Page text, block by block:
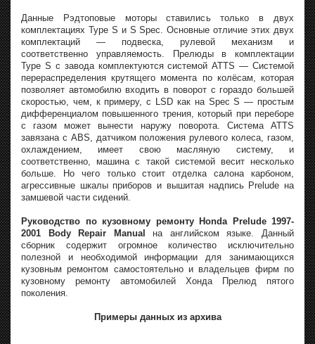
Данные Рэдтоповые моторы ставились только в двух
комплектациях Type S и S Spec. Основные отличие этих двух
комплектаций — подвеска, рулевой механизм и
соответственно управляемость. Прелюды в комплектации
Type S с завода комплектуются системой ATTS — Системой
перераспределения крутящего момента по колёсам, которая
позволяет автомобилю входить в поворот с гораздо большей
скоростью, чем, к примеру, c LSD как на Spec S — простым
дифференциалом повышенного трения, который при переборе
с газом может вынести наружу поворота. Система ATTS
завязана с ABS, датчиком положения рулевого колеса, газом,
охлаждением, имеет свою масляную систему, и
соответственно, машина с такой системой весит несколько
больше. Но чего только стоит отделка салона карбоном,
агрессивные шкалы приборов и вышитая надпись Prelude на
замшевой части сидений.
Руководство по кузовному ремонту Honda Prelude 1997-
2001 Body Repair Manual
на английском языке. Данный
сборник содержит огромное количество исключительно
полезной и необходимой информации для занимающихся
кузовным ремонтом самостоятельно и владельцев фирм по
кузовному ремонту автомобилей Хонда Прелюд пятого
поколения.
Примеры данных из архива